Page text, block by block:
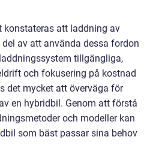
konstateras att laddning av
av att använda dessa fordon
tillgängliga,
och fokusering på kostnad
det mycket att överväga för
en hybridbil. Genom att förstå
och modeller kan
som bäst passar sina behov